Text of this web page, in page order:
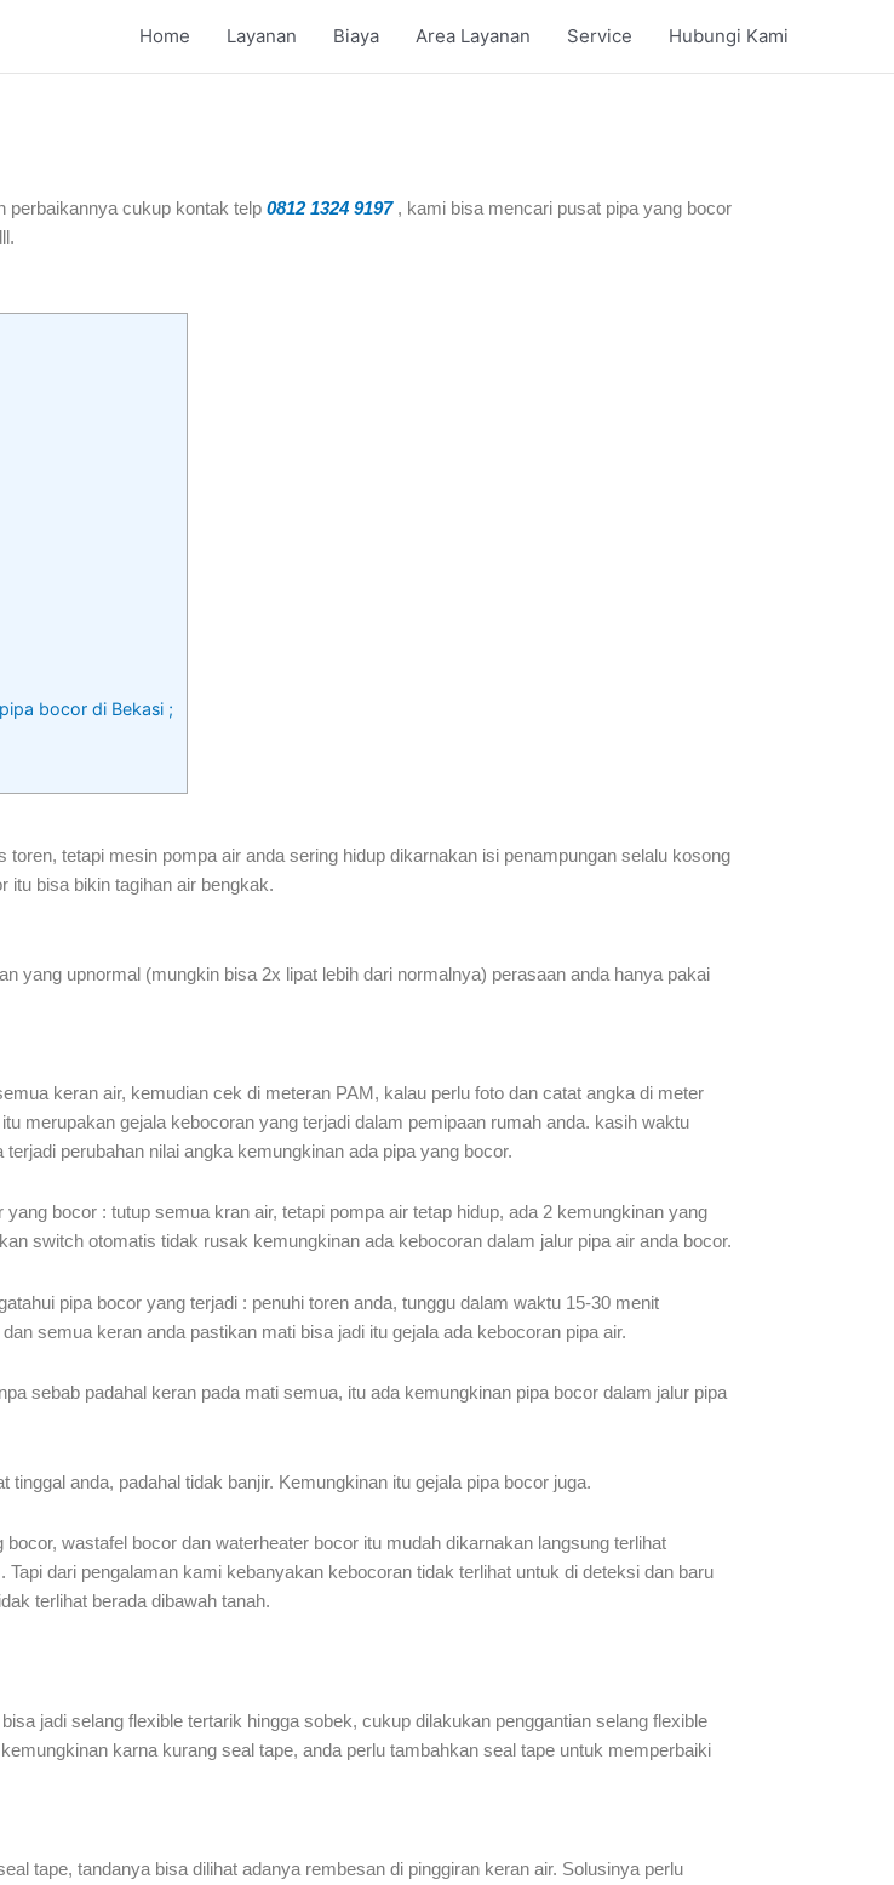
Home Layanan Biaya Area Layanan Service Hubungi Kami
perbaikannya cukup kontak telp 0812 1324 9197, kami bisa mencari pusat pipa yang bocor
bocor di Bekasi ;
tetapi mesin pompa air anda sering hidup dikarnakan isi penampungan selalu kosong
itu bisa bikin tagihan air bengkak.
yang upnormal (mungkin bisa 2x lipat lebih dari normalnya) perasaan anda hanya pakai
keran air, kemudian cek di meteran PAM, kalau perlu foto dan catat angka di meter
merupakan gejala kebocoran yang terjadi dalam pemipaan rumah anda. kasih waktu
perubahan nilai angka kemungkinan ada pipa yang bocor.
bocor : tutup semua kran air, tetapi pompa air tetap hidup, ada 2 kemungkinan yang
switch otomatis tidak rusak kemungkinan ada kebocoran dalam jalur pipa air anda bocor.
pipa bocor yang terjadi : penuhi toren anda, tunggu dalam waktu 15-30 menit
semua keran anda pastikan mati bisa jadi itu gejala ada kebocoran pipa air.
sebab padahal keran pada mati semua, itu ada kemungkinan pipa bocor dalam jalur pipa
anda, padahal tidak banjir. Kemungkinan itu gejala pipa bocor juga.
wastafel bocor dan waterheater bocor itu mudah dikarnakan langsung terlihat
dari pengalaman kami kebanyakan kebocoran tidak terlihat untuk di deteksi dan baru
terlihat berada dibawah tanah.
jadi selang flexible tertarik hingga sobek, cukup dilakukan penggantian selang flexible
karna kurang seal tape, anda perlu tambahkan seal tape untuk memperbaiki
tape, tandanya bisa dilihat adanya rembesan di pinggiran keran air. Solusinya perlu